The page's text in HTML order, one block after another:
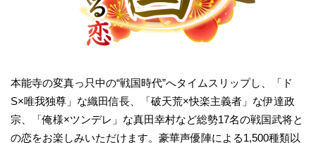
本能寺の変真っ只中の“戦国時代”へタイムスリップし、「ド
S×唯我独尊」な織田信長、「破天荒×快楽主義者」な伊達政
宗、「俺様×ツンデレ」な真田幸村など総勢17名の戦国武将と
の恋をお楽しみいただけます。豪華声優陣による1,500種類以